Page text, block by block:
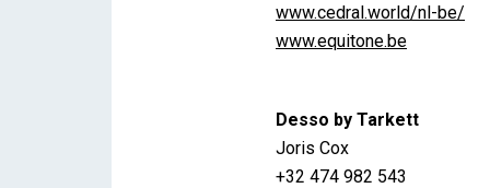
www.cedral.world/nl-be/
www.equitone.be
Desso by Tarkett
Joris Cox
+32 474 982 543